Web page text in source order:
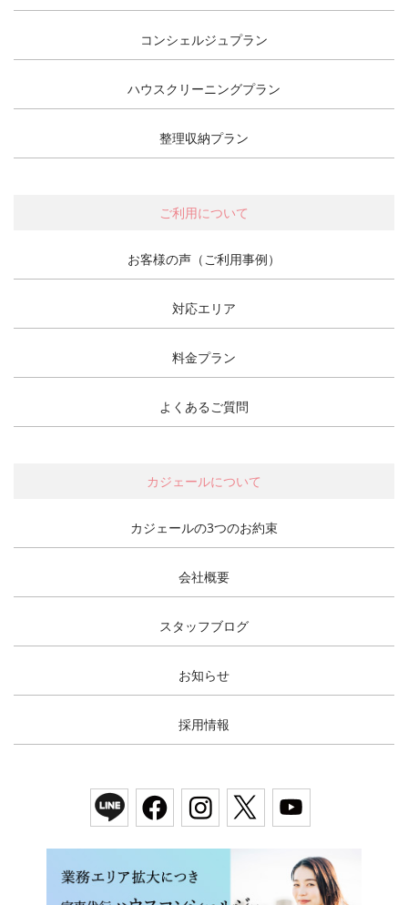
コンシェルジュプラン
ハウスクリーニングプラン
整理収納プラン
ご利用について
お客様の声（ご利用事例）
対応エリア
料金プラン
よくあるご質問
カジェールについて
カジェールの3つのお約束
会社概要
スタッフブログ
お知らせ
採用情報